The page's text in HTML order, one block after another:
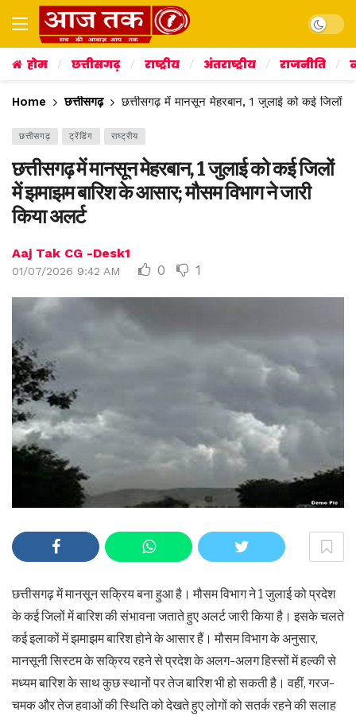
Dark
होम छत्तीसगढ़ राष्ट्रीय अंतराष्ट्रीय राजनीति
Home छत्तीसगढ़ छत्तीसगढ़ में मानसून मेहरबान, 1 जुलाई को कई जिलों में
छत्तीसगढ़ ट्रेंडिंग राष्ट्रीय
छत्तीसगढ़ में मानसून मेहरबान, 1 जुलाई को कई जिलों
में झमाझम बारिश के आसार; मौसम विभाग ने जारी
किया अलर्ट
Aaj Tak CG -Desk1
01/07/2026 9:42 AM 0 1
छत्तीसगढ़ में मानसून सक्रिय बना हुआ है। मौसम विभाग ने 1 जुलाई को प्रदेश
के कई जिलों में बारिश की संभावना जताते हुए अलर्ट जारी किया है। इसके चलते
कई इलाकों में झमाझम बारिश होने के आसार हैं। मौसम विभाग के अनुसार,
मानसूनी सिस्टम के सक्रिय रहने से प्रदेश के अलग-अलग हिस्सों में हल्की से
मध्यम बारिश के साथ कुछ स्थानों पर तेज बारिश भी हो सकती है। वहीं, गरज-
चमक और तेज हवाओं की स्थिति को देखते हुए लोगों को सतर्क रहने की सलाह